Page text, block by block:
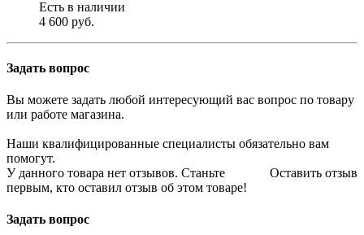
Есть в наличии
4 600 руб.
Задать вопрос
Вы можете задать любой интересующий вас вопрос по товару
или работе магазина.
Наши квалифицированные специалисты обязательно вам
помогут.
Оставить отзыв
У данного товара нет отзывов. Станьте
первым, кто оставил отзыв об этом товаре!
Задать вопрос